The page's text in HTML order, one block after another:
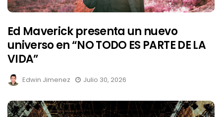
Ed Maverick presenta un nuevo
universo en “NO TODO ES PARTE DE LA
VIDA”
Edwin Jimenez Julio 30, 2026